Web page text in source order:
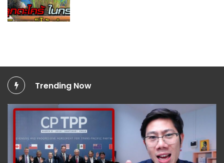
Trending Now